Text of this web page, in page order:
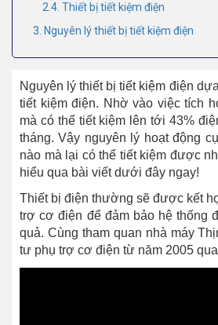
2.4. Thiết bị tiết kiệm điện
3. Nguyên lý thiết bị tiết kiệm điện
Nguyên lý thiết bị tiết kiệm điện
tiết kiệm điện. Nhờ vào việc tích
mà có thể tiết kiệm lên tới 43%
tháng. Vậy nguyên lý hoạt động
nào mà lại có thể tiết kiệm được
hiểu qua bài viết dưới đây ngay!
Thiết bị điện thường sẽ được kết
trợ cơ điện để đảm bảo hệ thống
quả. Cùng tham quan nhà máy
tư phụ trợ cơ điện từ năm 2005